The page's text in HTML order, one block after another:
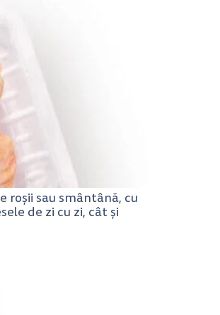
roșii sau smântână, cu
de zi cu zi, cât și